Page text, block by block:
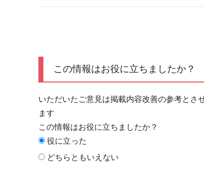
この情報はお役に立ちましたか？
いただいたご意見は掲載内容改善の参考とさ
ます
この情報はお役に立ちましたか？
役に立った
どちらともいえない